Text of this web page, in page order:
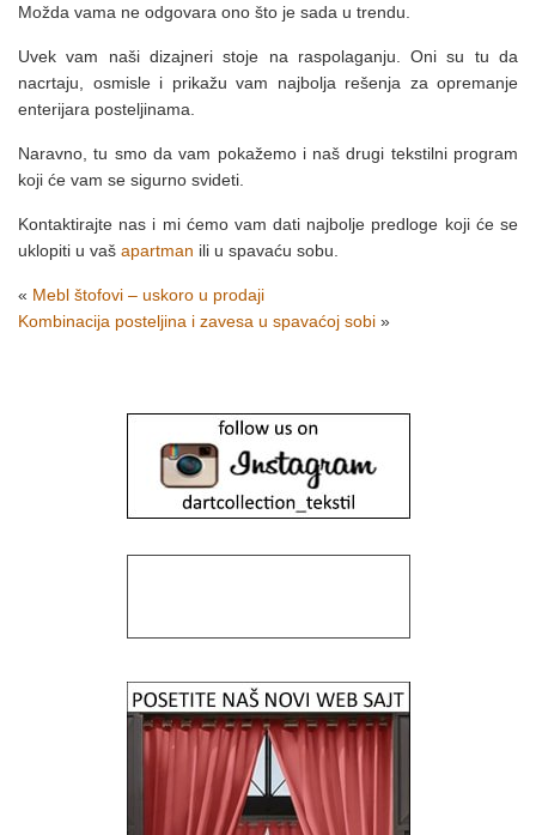
Možda vama ne odgovara ono što je sada u trendu.
Uvek vam naši dizajneri stoje na raspolaganju. Oni su tu da
nacrtaju, osmisle i prikažu vam najbolja rešenja za opremanje
enterijara posteljinama.
Naravno, tu smo da vam pokažemo i naš drugi tekstilni program
koji će vam se sigurno svideti.
Kontaktirajte nas i mi ćemo vam dati najbolje predloge koji će se
uklopiti u vaš apartman ili u spavaću sobu.
« Mebl štofovi – uskoro u prodaji
Kombinacija posteljina i zavesa u spavaćoj sobi »